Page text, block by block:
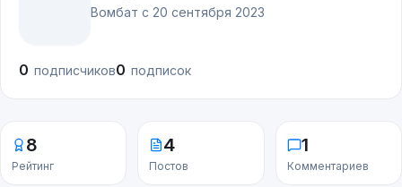
Вомбат с 20 сентября 2023
0 подписчиков0 подписок
8
Рейтинг
4
Постов
1
Комментариев